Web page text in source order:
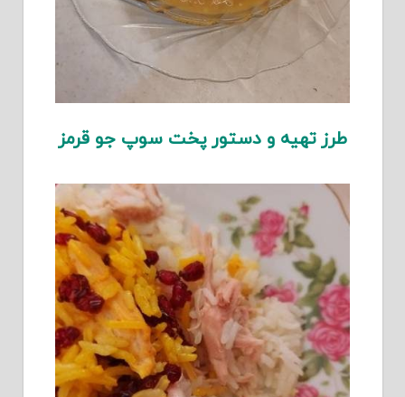
طرز تهیه و دستور پخت سوپ جو قرمز